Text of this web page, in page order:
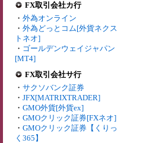
FX取引会社カ行
・ 外為オンライン
・ 外為どっとコム[外貨ネクス
トネオ]
・ ゴールデンウェイジャパン
[MT4]
FX取引会社サ行
・ サクソバンク証券
・ JFX[MATRIXTRADER]
・ GMO外貨[外貨ex]
・ GMOクリック証券[FXネオ]
・ GMOクリック証券【くりっ
く365】